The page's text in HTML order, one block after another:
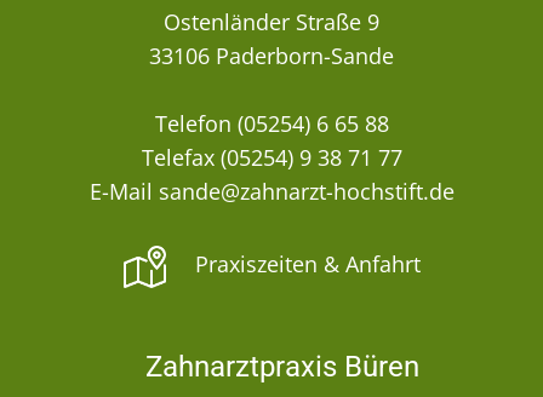
Zahnarztpraxis Büren
Ostenländer Straße 9
33106 Paderborn-Sande
Telefon (05254) 6 65 88
Telefax (05254) 9 38 71 77
E-Mail sande@zahnarzt-hochstift.de
Praxiszeiten & Anfahrt